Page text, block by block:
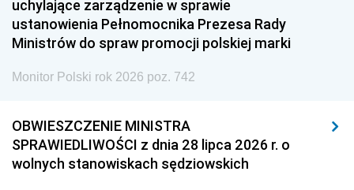
uchylające zarządzenie w sprawie
ustanowienia Pełnomocnika Prezesa Rady
Ministrów do spraw promocji polskiej marki
Monitor Polski rok 2026 poz. 742
OBWIESZCZENIE MINISTRA
SPRAWIEDLIWOŚCI z dnia 28 lipca 2026 r. o
wolnych stanowiskach sędziowskich